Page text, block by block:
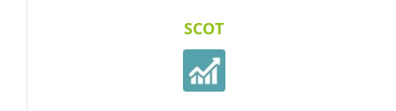
SCOT